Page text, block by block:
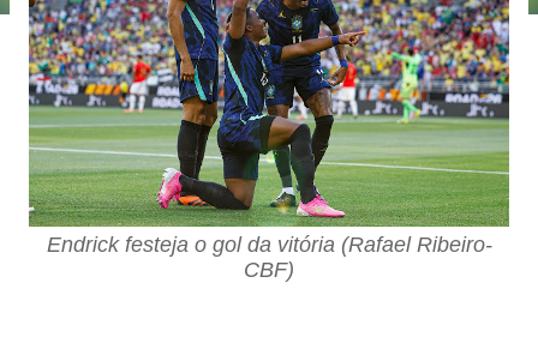
Endrick festeja o gol da vitória (Rafael Ribeiro-
CBF)